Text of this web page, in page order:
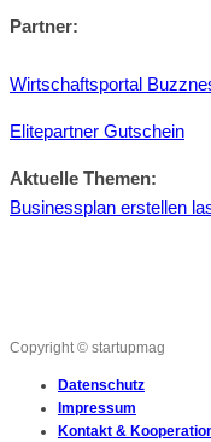
Partner:
Wirtschaftsportal
Elitepartner Gutschein
Aktuelle Themen:
Businessplan erstellen
Copyright © startupmag
Datenschutz
Impressum
Kontakt &